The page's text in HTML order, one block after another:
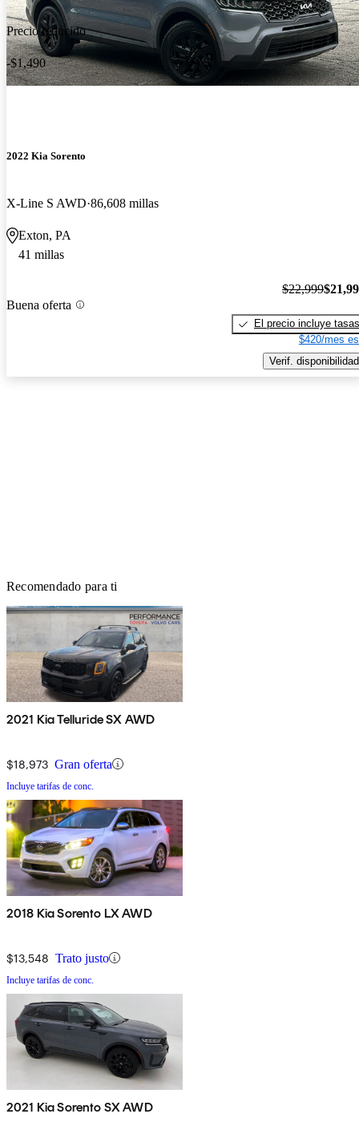
Precio reducido
-$1,490
2022 Kia Sorento
X-Line S AWD 86,608 millas
Exton, PA
41 millas
Buena oferta
$22,999
El precio incluye tasas
$420/mes
Verif. disponibilidad
Recomendado para ti
2021 Kia Telluride SX AWD
$18,973 Gran oferta
Incluye tarifas de conc.
2018 Kia Sorento LX AWD
$13,548 Trato justo
Incluye tarifas de conc.
2021 Kia Sorento SX AWD